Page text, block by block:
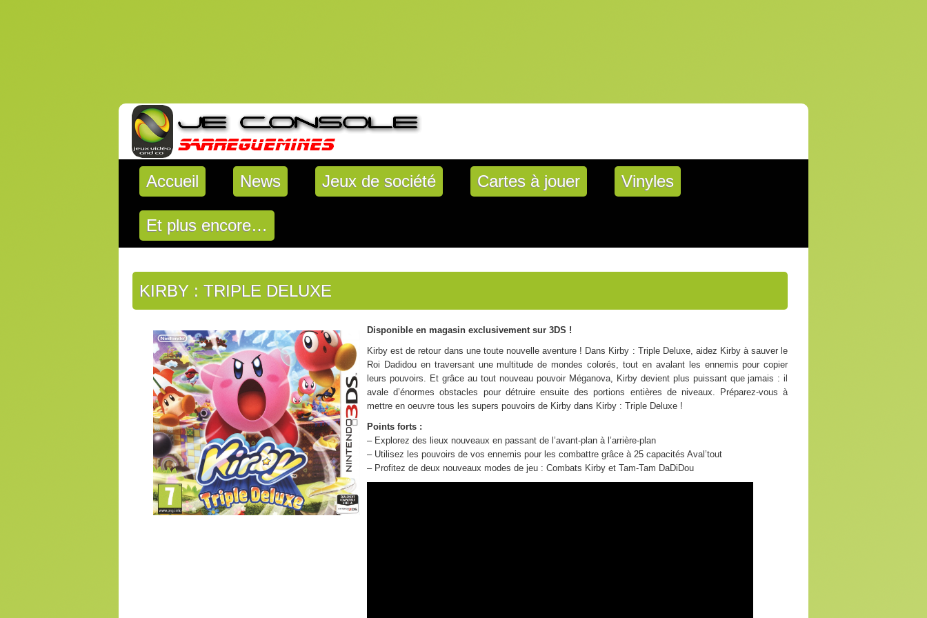
Accueil News Jeux de société Cartes à jouer Vinyles
Et plus encore…
KIRBY : TRIPLE DELUXE
Disponible en magasin exclusivement sur 3DS !
Kirby est de retour dans une toute nouvelle aventure ! Dans Kirby : Triple Deluxe, aidez Kirby à sauver le
Roi Dadidou en traversant une multitude de mondes colorés, tout en avalant les ennemis pour copier
leurs pouvoirs. Et grâce au tout nouveau pouvoir Méganova, Kirby devient plus puissant que jamais : il
avale d’énormes obstacles pour détruire ensuite des portions entières de niveaux. Préparez-vous à
mettre en oeuvre tous les supers pouvoirs de Kirby dans Kirby : Triple Deluxe !
Points forts :
– Explorez des lieux nouveaux en passant de l’avant-plan à l’arrière-plan
– Utilisez les pouvoirs de vos ennemis pour les combattre grâce à 25 capacités Aval’tout
– Profitez de deux nouveaux modes de jeu : Combats Kirby et Tam-Tam DaDiDou